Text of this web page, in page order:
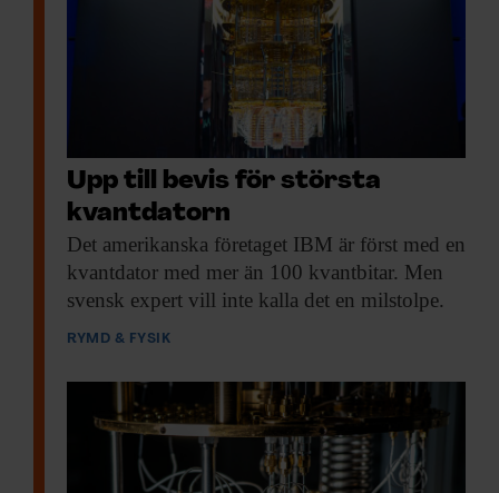
Upp till bevis för största
kvantdatorn
Det amerikanska företaget IBM är först med en
kvantdator med mer än 100 kvantbitar. Men
svensk expert vill inte kalla det en milstolpe.
RYMD & FYSIK